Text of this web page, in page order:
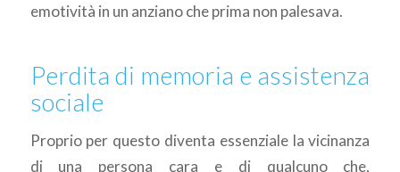
emotività in un anziano che prima non palesava.
Perdita di memoria e assistenza
sociale
Proprio per questo diventa essenziale la vicinanza
di una persona cara e di qualcuno che,